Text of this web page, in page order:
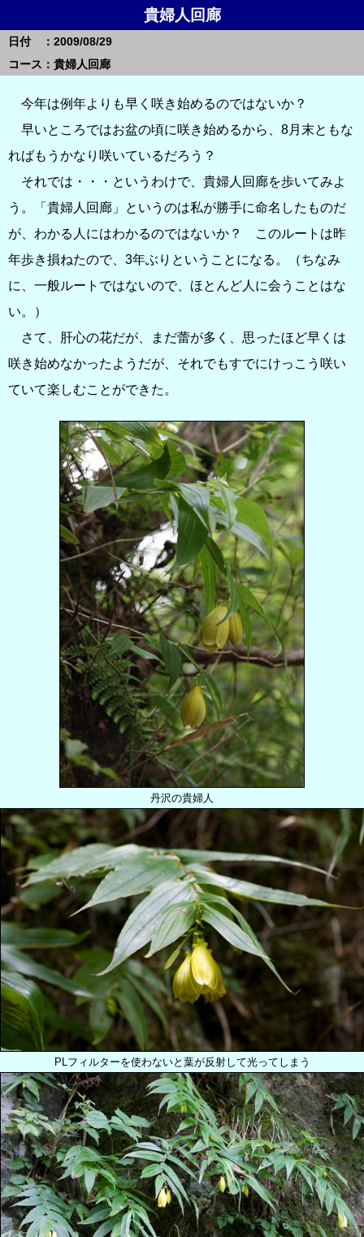
貴婦人回廊
日付 ：2009/08/29
コース：貴婦人回廊
今年は例年よりも早く咲き始めるのではないか？
早いところではお盆の頃に咲き始めるから、8月末ともな
ればもうかなり咲いているだろう？
それでは・・・というわけで、貴婦人回廊を歩いてみよ
う。「貴婦人回廊」というのは私が勝手に命名したものだ
が、わかる人にはわかるのではないか？ このルートは昨
年歩き損ねたので、3年ぶりということになる。（ちなみ
に、一般ルートではないので、ほとんど人に会うことはな
い。）
さて、肝心の花だが、まだ蕾が多く、思ったほど早くは
咲き始めなかったようだが、それでもすでにけっこう咲い
ていて楽しむことができた。
丹沢の貴婦人
PLフィルターを使わないと葉が反射して光ってしまう